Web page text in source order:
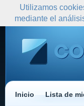
Inicio Lista de
Utilizamos
mediante el